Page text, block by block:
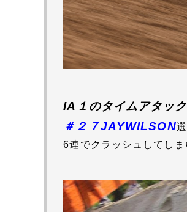
IA１のタイムアタッ
＃２７JAYWILSON
6連でクラッシュしてし